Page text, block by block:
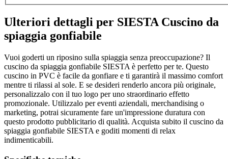
Ulteriori dettagli per SIESTA Cuscino da
spiaggia gonfiabile
Vuoi goderti un riposino sulla spiaggia senza preoccupazione? Il
cuscino da spiaggia gonfiabile SIESTA è perfetto per te. Questo
cuscino in PVC è facile da gonfiare e ti garantirà il massimo comfort
mentre ti rilassi al sole. E se desideri renderlo ancora più originale,
personalizzalo con il tuo logo per uno straordinario effetto
promozionale. Utilizzalo per eventi aziendali, merchandising o
marketing, potrai sicuramente fare un'impressione duratura con
questo prodotto pubblicitario di qualità. Acquista subito il cuscino da
spiaggia gonfiabile SIESTA e goditi momenti di relax
indimenticabili.